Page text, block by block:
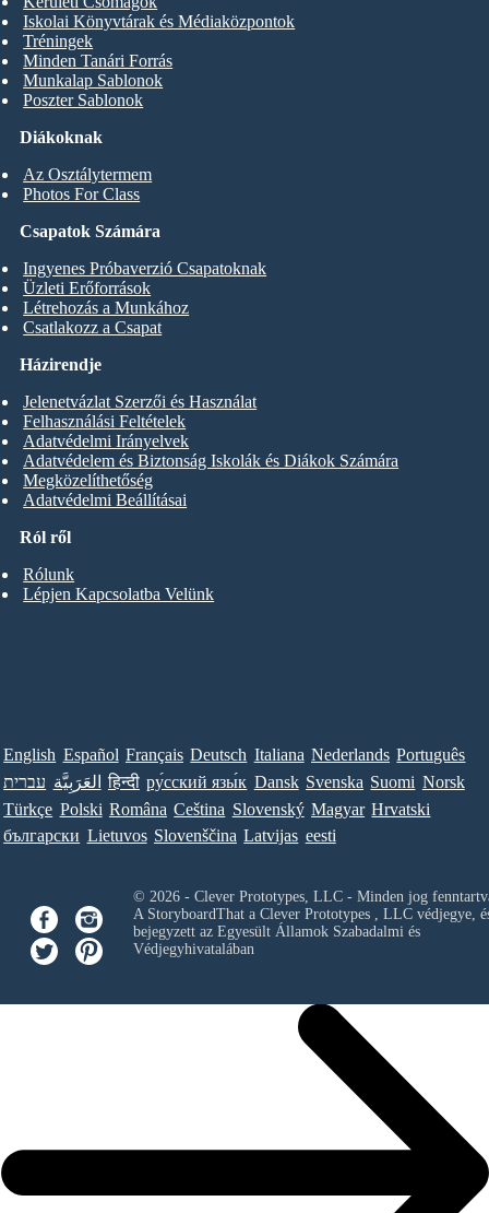
Diákoknak
Az Osztálytermem
Photos For Class
Iskolai Könyvtárak és Médiaközpontok
Tréningek
Minden Tanári Forrás
Munkalap Sablonok
Poszter Sablonok
Csapatok Számára
Ingyenes Próbaverzió Csapatoknak
Üzleti Erőforrások
Létrehozás a Munkához
Csatlakozz a Csapat
Ról ről
Rólunk
Lépjen Kapcsolatba Velünk
Házirendje
Jelenetvázlat Szerzői és Használat
Felhasználási Feltételek
Adatvédelmi Irányelvek
Adatvédelem és Biztonság Iskolák és Diákok Számára
Megközelíthetőség
Adatvédelmi Beállításai
English Español Français Deutsch Italiana Nederlands Português
עברית العَرَبِيَّة हिन्दी ру́сский язы́к Dansk Svenska Suomi Norsk
Türkçe Polski Româna Ceština Slovenský Magyar Hrvatski
български Lietuvos Slovenščina Latvijas eesti
© 2026 - Clever Prototypes, LLC - Minden jog
A StoryboardThat a Clever Prototypes , LLCvédjegye,
bejegyzett az Egyesült Államok Szabadalmi és
Védjegyhivatalában